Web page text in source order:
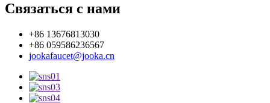
Связаться с нами
+86 13676813030
+86 059586236567
jookafaucet@jooka.cn